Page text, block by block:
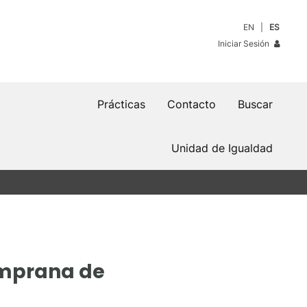
EN
ES
Iniciar Sesión
Buscar
Contacto
Prácticas
Unidad de Igualdad
de